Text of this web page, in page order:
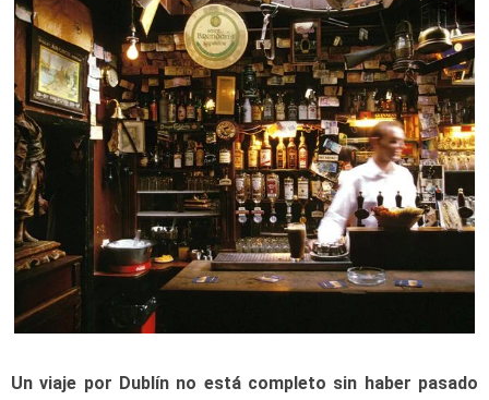
Un viaje por Dublín no está completo sin haber pasado